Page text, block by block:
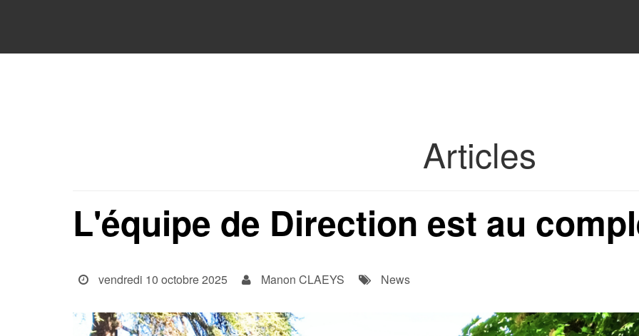
Articles
L'équipe de Direction est au
vendredi 10 octobre 2025 Manon CLAEYS News